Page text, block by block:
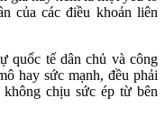
của các điều khoản liên
quốc tế dân chủ và công
hay sức mạnh, đều phải
chịu sức ép từ bên